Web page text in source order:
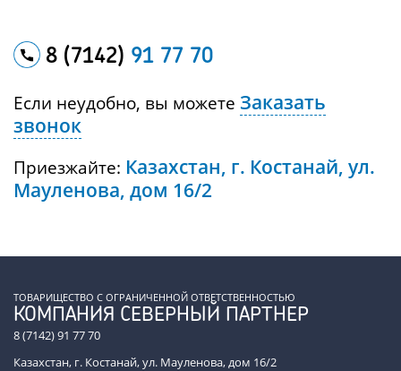
8 (7142) 91 77 70
Если неудобно, вы можете Заказать
звонок
Приезжайте: Казахстан, г. Костанай, ул.
Мауленова, дом 16/2
ТОВАРИЩЕСТВО С ОГРАНИЧЕННОЙ ОТВЕТСТВЕННОСТЬЮ
КОМПАНИЯ СЕВЕРНЫЙ ПАРТНЕР
8 (7142) 91 77 70
Казахстан, г. Костанай, ул. Мауленова, дом 16/2